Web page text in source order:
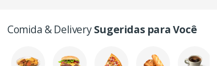
Comida & DeliverySugeridas para Você